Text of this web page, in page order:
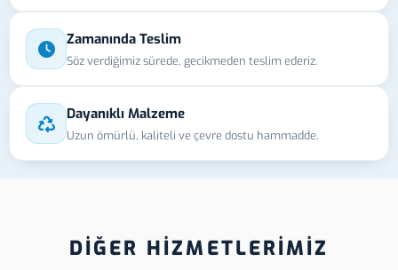
Zamanında Teslim
Söz verdiğimiz sürede, gecikmeden teslim ederiz.
Dayanıklı Malzeme
Uzun ömürlü, kaliteli ve çevre dostu hammadde.
DİĞER HİZMETLERİMİZ